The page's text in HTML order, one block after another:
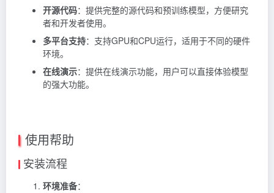
开源代码：提供完整的源代码和预训练模型，方便研究
者和开发者使用。
多平台支持：支持GPU和CPU运行，适用于不同的硬件
环境。
在线演示：提供在线演示功能，用户可以直接体验模型
的强大功能。
使用帮助
安装流程
环境准备：